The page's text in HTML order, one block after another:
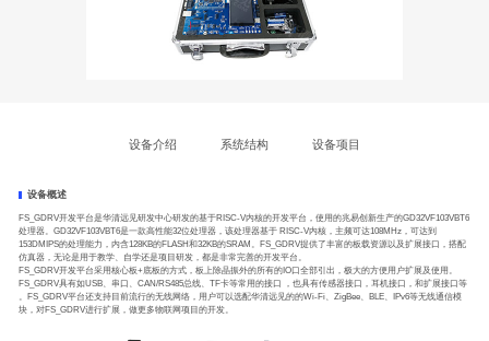
设备介绍 系统结构 设备项目
设备概述
FS_GDRV开发平台是华清远见研发中心研发的基于RISC-V内核的开发平台，使用的兆易创新生产的GD32VF103VBT6
处理器。GD32VF103VBT6是一款高性能32位处理器，该处理器基于 RISC-V内核，主频可达108MHz，可达到
153DMIPS的处理能力，内含128KB的FLASH和32KB的SRAM。FS_GDRV提供了丰富的板载资源以及扩展接口，搭配
仿真器，无论是用于教学、自学还是项目研发，都是非常完善的开发平台。
FS_GDRV开发平台采用核心板+底板的方式，板上除晶振外的所有的IO口全部引出，极大的方便用户扩展及使用。
FS_GDRV具有如USB、串口、CAN/RS485总线、TF卡等常用的接口 ，也具有传感器接口，耳机接口，和扩展接口等
。FS_GDRV平台还支持目前流行的无线网络，用户可以选配华清远见的的Wi-Fi、ZigBee、BLE、IPv6等无线通信模
块，对FS_GDRV进行扩展，做更多物联网项目的开发。